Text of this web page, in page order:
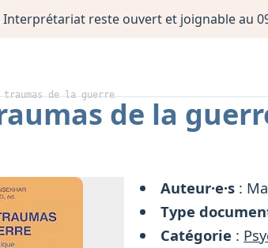
reste ouvert et joignable au
traumas de la guerrede la
Auteur·e·s :
Type
Catégorie :